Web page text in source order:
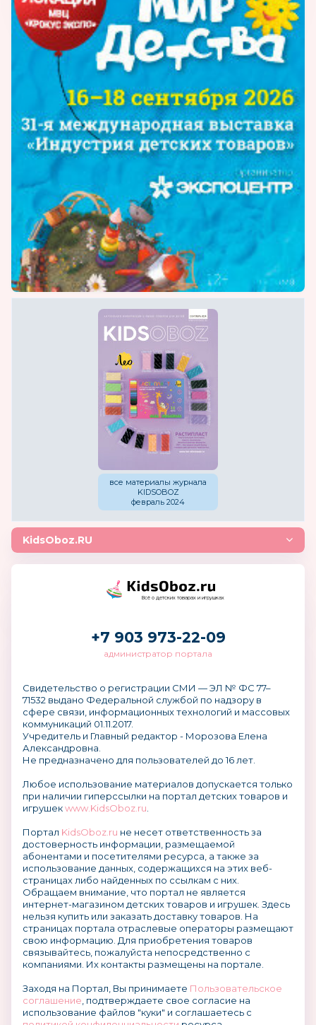
все материалы журнала
KIDSOBOZ
февраль 2024
KidsOboz.RU
Всё о детских товарах и игрушках
+7 903 973-22-09
администратор портала
Свидетельство о регистрации СМИ — ЭЛ № ФС 77–
71532 выдано Федеральной службой по надзору в
сфере связи, информационных технологий и массовых
коммуникаций 01.11.2017.
Учредитель и Главный редактор - Морозова Елена
Александровна.
Не предназначено для пользователей до 16 лет.
Любое использование материалов допускается только
при наличии гиперссылки на портал детских товаров и
игрушекwww.KidsOboz.ru
Портал KidsOboz.ru не несет ответственность за
достоверность информации, размещаемой
абонентами и посетителями ресурса, а также за
использование данных, содержащихся на этих веб-
страницах либо найденных по ссылкам с них.
Обращаем внимание, что портал не является
интернет-магазином детских товаров и игрушек. Здесь
нельзя купить или заказать доставку товаров. На
страницах портала отраслевые операторы размещают
свою информацию. Для приобретения товаров
связывайтесь, пожалуйста непосредственно с
компаниями. Их контакты размещены на портале.
Заходя на Портал, Вы принимаете Пользовательское
соглашение , подтверждаете свое согласие на
использование файлов "куки" и соглашаетесь с